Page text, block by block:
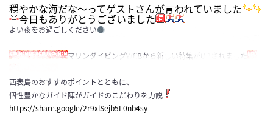
穏やかな海だな～ってゲストさんが言われていました
今日もありがとうございました
よい夜をお過ごしください
マリンダイビングWEBから新しい特集がUPされました
西表島のおすすめポイントとともに、
個性豊かなガイド陣がガイドのこだわりを力説
https://share.google/2r9xlSejb5L0nb4sy